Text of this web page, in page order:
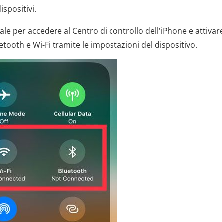
per accedere al Centro di controllo dell'iPhone e
e Wi-Fi tramite le impostazioni del dispositivo.